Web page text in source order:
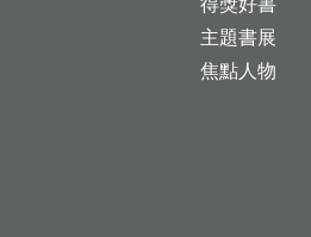
得獎好書
主題書展
焦點人物